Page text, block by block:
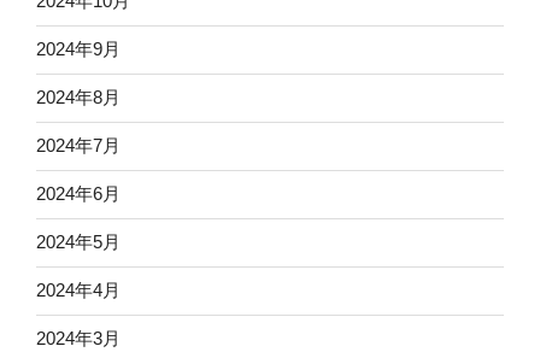
2024年9月
2024年8月
2024年7月
2024年6月
2024年5月
2024年4月
2024年3月